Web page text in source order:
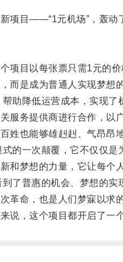
目——“1元机场”，轰动
目以每张票只需1元的价
是成为普通人实现梦想的
降低运营成本，实现了
务提供商进行合作，以
也能够雄赳赳、气昂昂地
一次颠覆，它不仅仅是
梦想的力量，它让每个
普惠的机会、梦想的实
命，也是人们梦寐以求的
，这个项目都开启了一